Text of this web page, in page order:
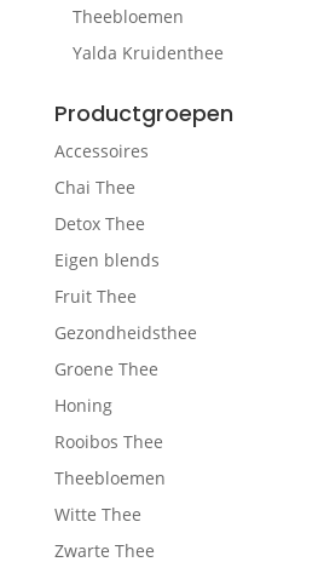
Theebloemen
Yalda Kruidenthee
Productgroepen
Accessoires
Chai Thee
Detox Thee
Eigen blends
Fruit Thee
Gezondheidsthee
Groene Thee
Honing
Rooibos Thee
Theebloemen
Witte Thee
Zwarte Thee